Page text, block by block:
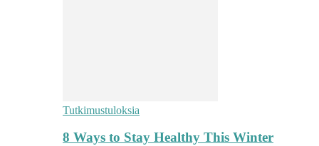
Tutkimustuloksia
8 Ways to Stay Healthy This Winter